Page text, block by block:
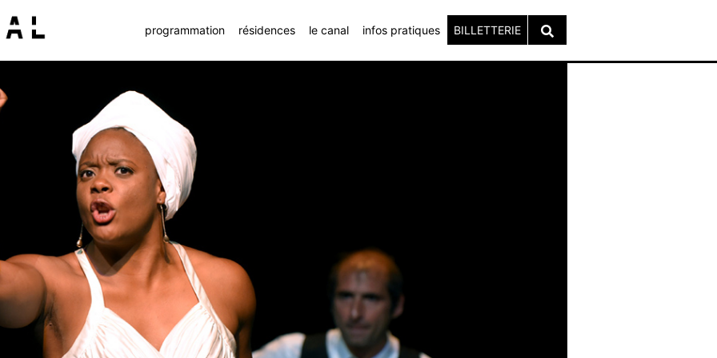
programmation résidences le canal infos pratiques BILLETTERIE